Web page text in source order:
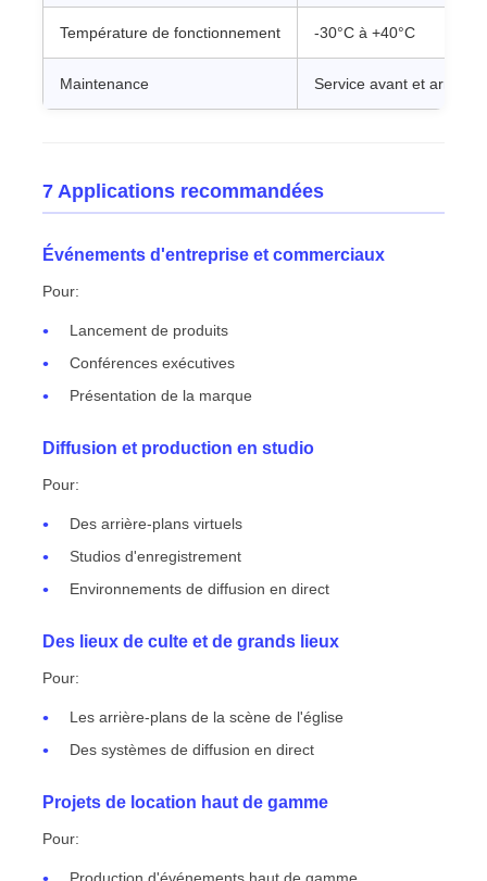
Température de fonctionnement -30°C à +40°C
Maintenance Service avant et arrière
7 Applications recommandées
Événements d'entreprise et commerciaux
Pour:
Lancement de produits
Conférences exécutives
Présentation de la marque
Diffusion et production en studio
Pour:
Des arrière-plans virtuels
Studios d'enregistrement
Environnements de diffusion en direct
Des lieux de culte et de grands lieux
Pour:
Les arrière-plans de la scène de l'église
Des systèmes de diffusion en direct
Projets de location haut de gamme
Pour: